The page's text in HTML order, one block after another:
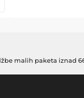
malih paketa iznad